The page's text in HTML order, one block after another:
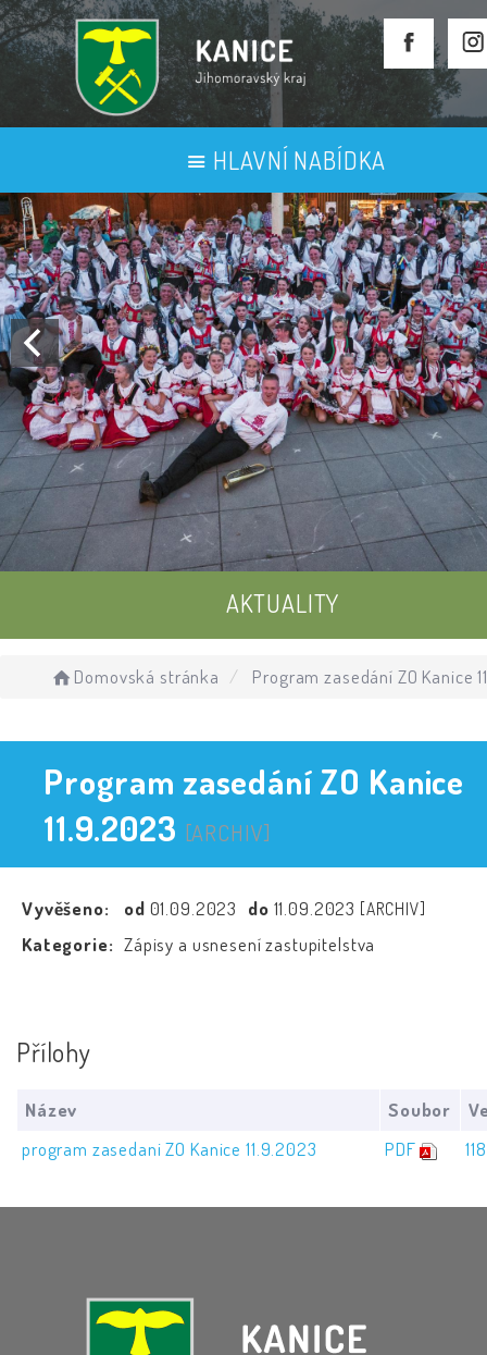
HLAVNÍ NABÍDKA
AKTUALITY
UDÁLOSTI
ÚŘEDNÍ DESKA
Domovská stránka Program zasedání ZO Kanice
Program zasedání ZO Kanice
11.9.2023 [ARCHIV]
Vyvěšeno: od 01.09.2023 do 11.09.2023 [ARCHIV]
Kategorie: Zápisy a usnesení zastupitelstva
Přílohy
Název Soubor
program zasedani ZO Kanice 11.9.2023
PDF